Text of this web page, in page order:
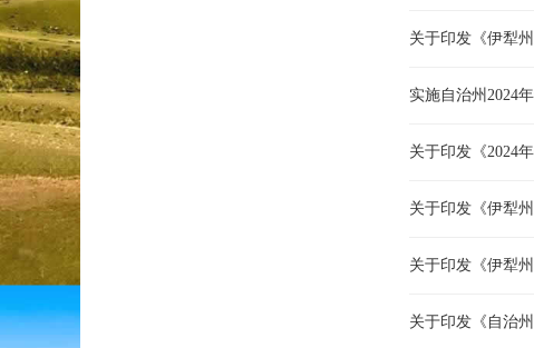
关于印发《伊犁
实施自治州2024
关于印发《2024
关于印发《伊犁
关于印发《伊犁
关于印发《自治